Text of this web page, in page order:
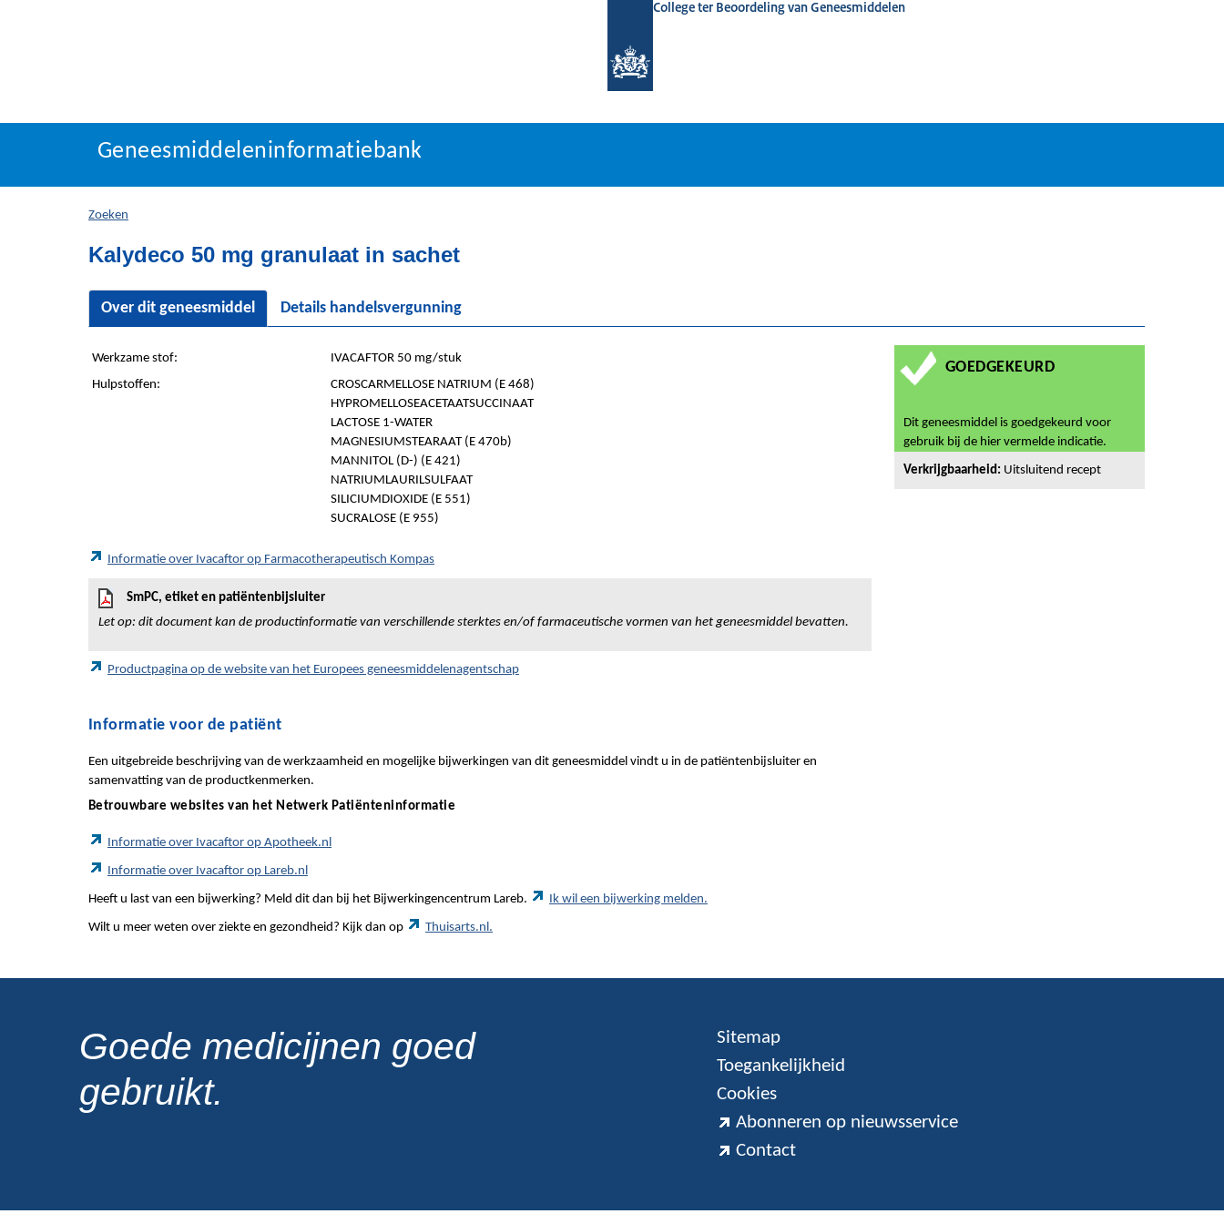
College ter Beoordeling van Geneesmiddelen
Geneesmiddeleninformatiebank
U
hier:
Geneesmiddeleninformatiebank
Zoeken
Kalydeco 50 mg granulaat in sachet
Over dit geneesmiddel Details handelsvergunning
Werkzame stof:
IVACAFTOR 50 mg/stuk
Hulpstoffen:
CROSCARMELLOSE NATRIUM (E 468)
HYPROMELLOSEACETAATSUCCINAAT
LACTOSE 1-WATER
MAGNESIUMSTEARAAT (E 470b)
MANNITOL (D-) (E 421)
NATRIUMLAURILSULFAAT
SILICIUMDIOXIDE (E 551)
SUCRALOSE (E 955)
Informatie over Ivacaftor op Farmacotherapeutisch Kompas
SmPC, etiket en patiëntenbijsluiter
Let op: dit document kan de productinformatie van verschillende sterktes en/of farmaceutische vormen van het geneesmiddel bevatten.
Productpagina op de website van het Europees geneesmiddelenagentschap
Informatie voor de patiënt
Een uitgebreide beschrijving van de werkzaamheid en mogelijke bijwerkingen van dit geneesmiddel vindt u in de patiëntenbijsluiter en
samenvatting van de productkenmerken.
Betrouwbare websites van het Netwerk Patiënteninformatie
Informatie over Ivacaftor op Apotheek.nl
Informatie over Ivacaftor op Lareb.nl
Heeft u last van een bijwerking? Meld dit dan bij het Bijwerkingencentrum Lareb. Ik wil een bijwerking melden.
Wilt u meer weten over ziekte en gezondheid? Kijk dan op Thuisarts.nl.
GOEDGEKEURD
Dit geneesmiddel is goedgekeurd voor
gebruik bij de hier vermelde indicatie.
Verkrijgbaarheid: Uitsluitend recept
Goede medicijnen goed
gebruikt.
Sitemap
Toegankelijkheid
Cookies
Abonneren op nieuwsservice
Contact